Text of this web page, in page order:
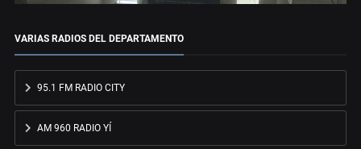
VARIAS RADIOS DEL DEPARTAMENTO
95.1 FM RADIO CITY
AM 960 RADIO YÍ